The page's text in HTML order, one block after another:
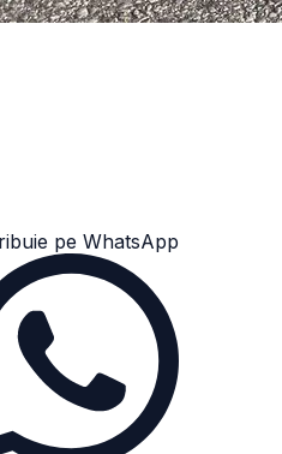
pe WhatsApp